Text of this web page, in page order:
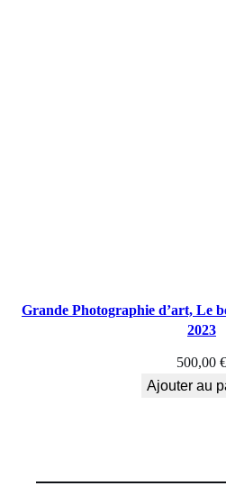
Grande Photographie d’art, Le
2023
500,00 €
Ajouter au